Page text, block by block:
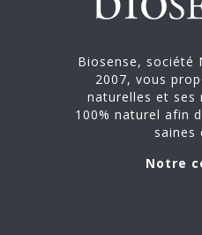
Biosense, société
2007, vous
naturelles et ses
100% naturel afin
saines
Notre